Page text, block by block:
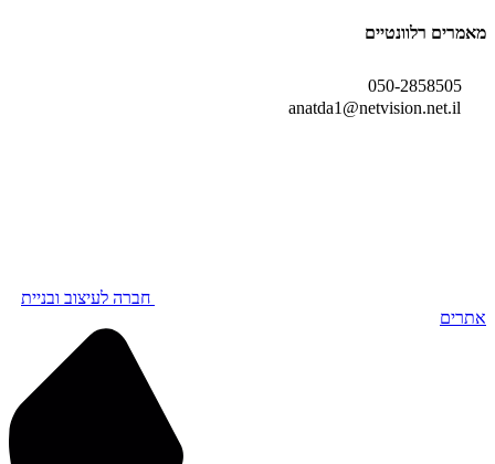
מאמרים רלוונטיים
050-2858505
anatda1@netvision.net.il
חברה לעיצוב ובניית
אתרים